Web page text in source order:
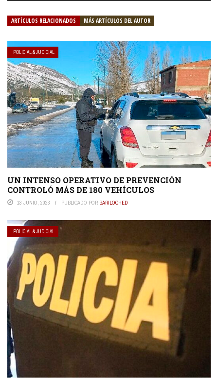
ARTÍCULOS RELACIONADOS MÁS ARTÍCULOS DEL AUTOR
POLICIAL & JUDICIAL
UN INTENSO OPERATIVO DE PREVENCIÓN
CONTROLÓ MÁS DE 180 VEHÍCULOS
13 JUNIO, 2023 PUBLICADO POR BARILOCHED
POLICIAL & JUDICIAL